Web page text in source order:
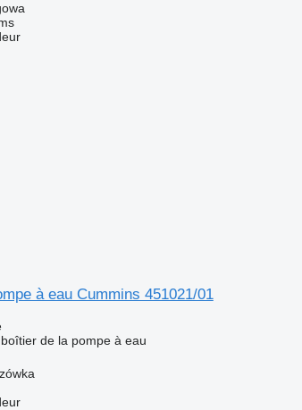
à eau Cummins 451021/01
de la pompe à eau